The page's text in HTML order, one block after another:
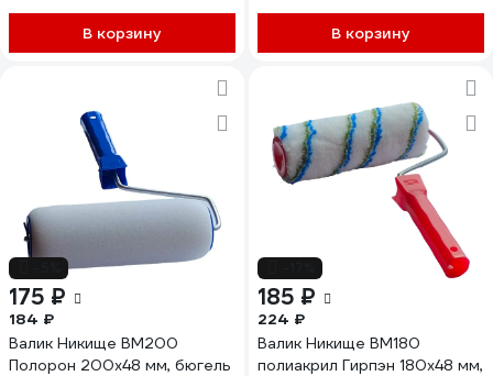
В корзину В корзину
175 ₽
184 ₽
Валик Никище ВМ200
Полорон 200x48 мм, бюгель
185 ₽
224 ₽
Валик Никище ВМ180
полиакрил Гирпэн 180x48 мм,